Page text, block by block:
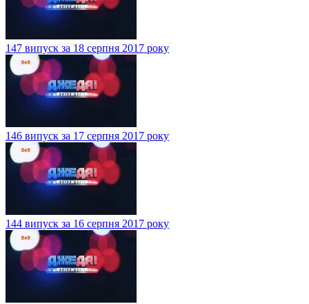
147 випуск за 18 серпня 2017 року
146 випуск за 17 серпня 2017 року
144 випуск за 16 серпня 2017 року